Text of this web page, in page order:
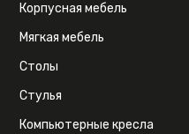
Корпусная мебель
Мягкая мебель
Столы
Стулья
Компьютерные кресла